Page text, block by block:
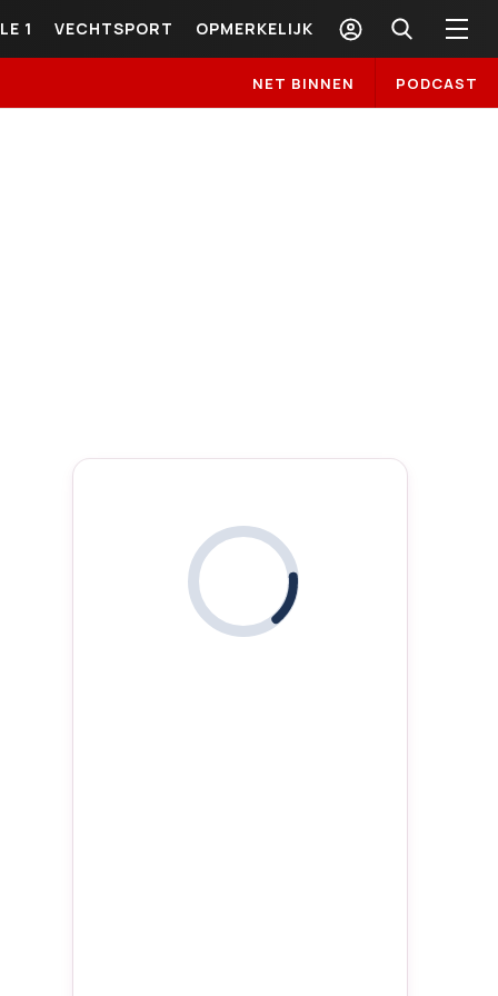
1 VECHTSPORT OPMERKELIJK
NET BINNEN PODCAST